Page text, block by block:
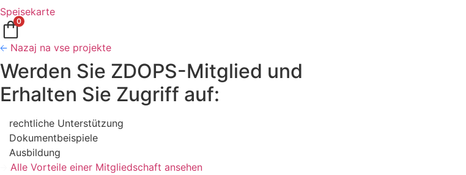
Speisekarte
0
Nazaj na vse projekte
Werden Sie ZDOPS-Mitglied und
Erhalten Sie Zugriff auf:
rechtliche Unterstützung
Dokumentbeispiele
Ausbildung
Alle Vorteile einer Mitgliedschaft ansehen